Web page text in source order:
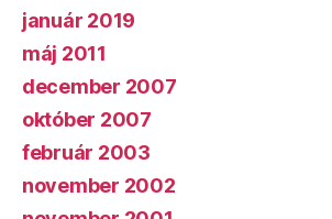
január 2019
máj 2011
december 2007
október 2007
február 2003
november 2002